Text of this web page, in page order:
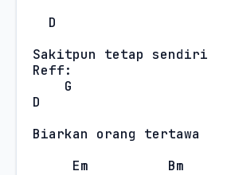
D
Sakitpun tetap sendiri
Reff:
G
D
Biarkan orang tertawa
Em
Bm